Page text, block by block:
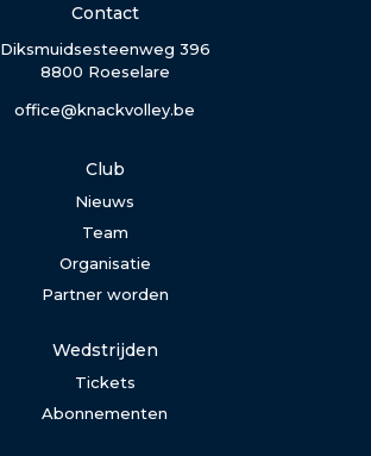
Contact
Diksmuidsesteenweg 396
8800 Roeselare
office@knackvolley.be
Club
Nieuws
Team
Organisatie
Partner worden
Wedstrijden
Tickets
Abonnementen